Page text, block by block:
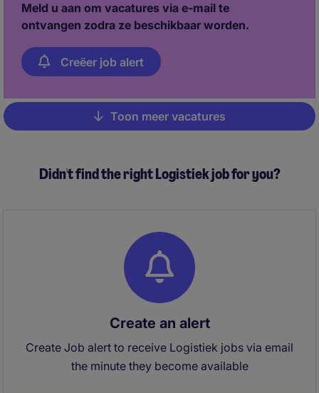
worden ingericht.
Meld u aan om vacatures via e-mail te
ontvangen zodra ze beschikbaar worden.
Creëer job alert
Pagination
Toon meer vacatures
Didn't find the right Logistiek job for you?
Create an alert
Create Job alert to receive Logistiek jobs via email
the minute they become available